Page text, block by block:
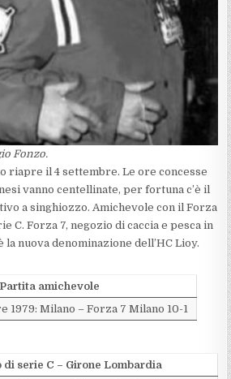
Fonzo.
riapre il 4 settembre. Le ore concesse
vanno centellinate, per fortuna c’è il
a singhiozzo. Amichevole con il Forza
C. Forza 7, negozio di caccia e pesca in
nuova denominazione dell’HC Lioy.
Partita amichevole
1979: Milano – Forza 7 Milano 10-1
di serie C – Girone Lombardia